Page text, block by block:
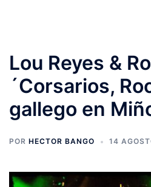
Lou Reyes &
´Corsarios,
gallego en
POR HECTOR BANGO 14